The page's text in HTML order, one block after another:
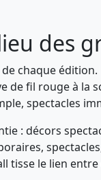
des
chaque
de fil rouge à la
spectacles
: décors
tisse le lien